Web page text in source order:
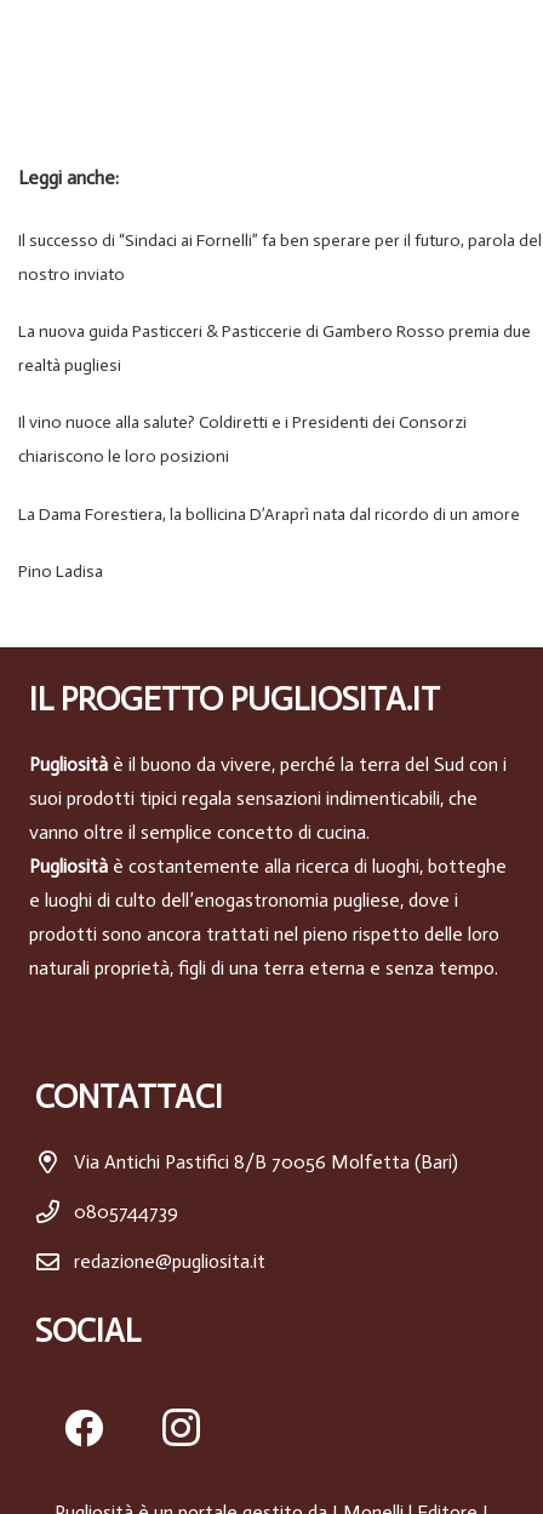
Leggi anche:
Il successo di “Sindaci ai Fornelli” fa ben sperare per il futuro, parola del
nostro inviato
La nuova guida Pasticceri & Pasticcerie di Gambero Rosso premia due
realtà pugliesi
Il vino nuoce alla salute? Coldiretti e i Presidenti dei Consorzi
chiariscono le loro posizioni
La Dama Forestiera, la bollicina D’Araprì nata dal ricordo di un amore
Pino Ladisa
IL PROGETTO PUGLIOSITA.IT
Pugliosità è il buono da vivere, perché la terra del Sud con i
suoi prodotti tipici regala sensazioni indimenticabili, che
vanno oltre il semplice concetto di cucina.
Pugliosità è costantemente alla ricerca di luoghi, botteghe
e luoghi di culto dell’enogastronomia pugliese, dove i
prodotti sono ancora trattati nel pieno rispetto delle loro
naturali proprietà, figli di una terra eterna e senza tempo.
CONTATTACI
Via Antichi Pastifici 8/B 70056 Molfetta (Bari)
0805744739
redazione@pugliosita.it
SOCIAL